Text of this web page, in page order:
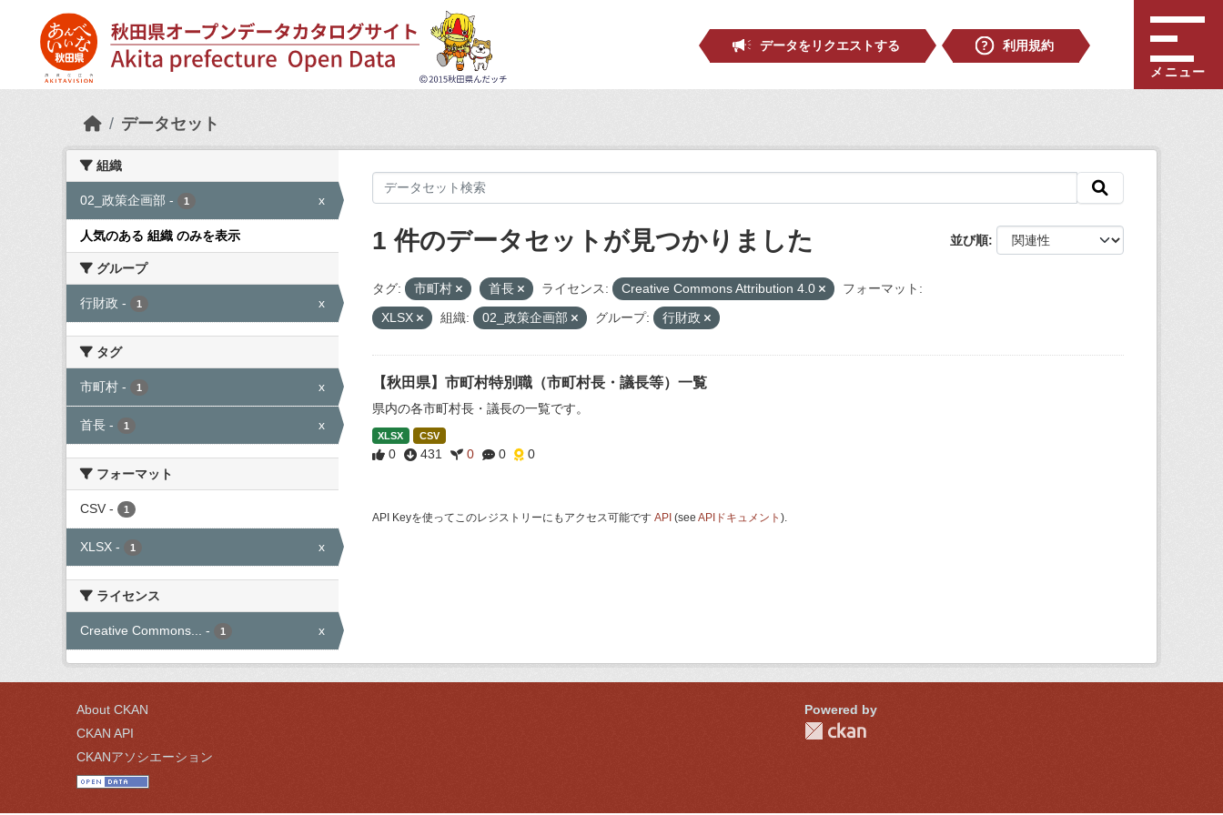
データをリクエストする
利用規約
メニュー
データセット
組織
02_政策企画部 - 1 x
人気のある 組織 のみを表示
グループ
行財政 - 1 x
タグ
市町村 - 1 x
首長 - 1 x
フォーマット
CSV - 1
XLSX - 1 x
ライセンス
Creative Commons... - 1 x
並び順
1 件のデータセットが見つかりました
タグ: 市町村 首長 ライセンス: Creative Commons Attribution 4.0
フォーマット:
XLSX
組織: 02_政策企画部 グループ: 行財政
【秋田県】市町村特別職（市町村長・議長等）一覧
県内の各市町村長・議長の一覧です。
XLSX CSV
0 431 0 0 0
API Keyを使ってこのレジストリーにもアクセス可能です API (see APIドキュメント ).
About CKAN
CKAN API
CKANアソシエーション
Powered by